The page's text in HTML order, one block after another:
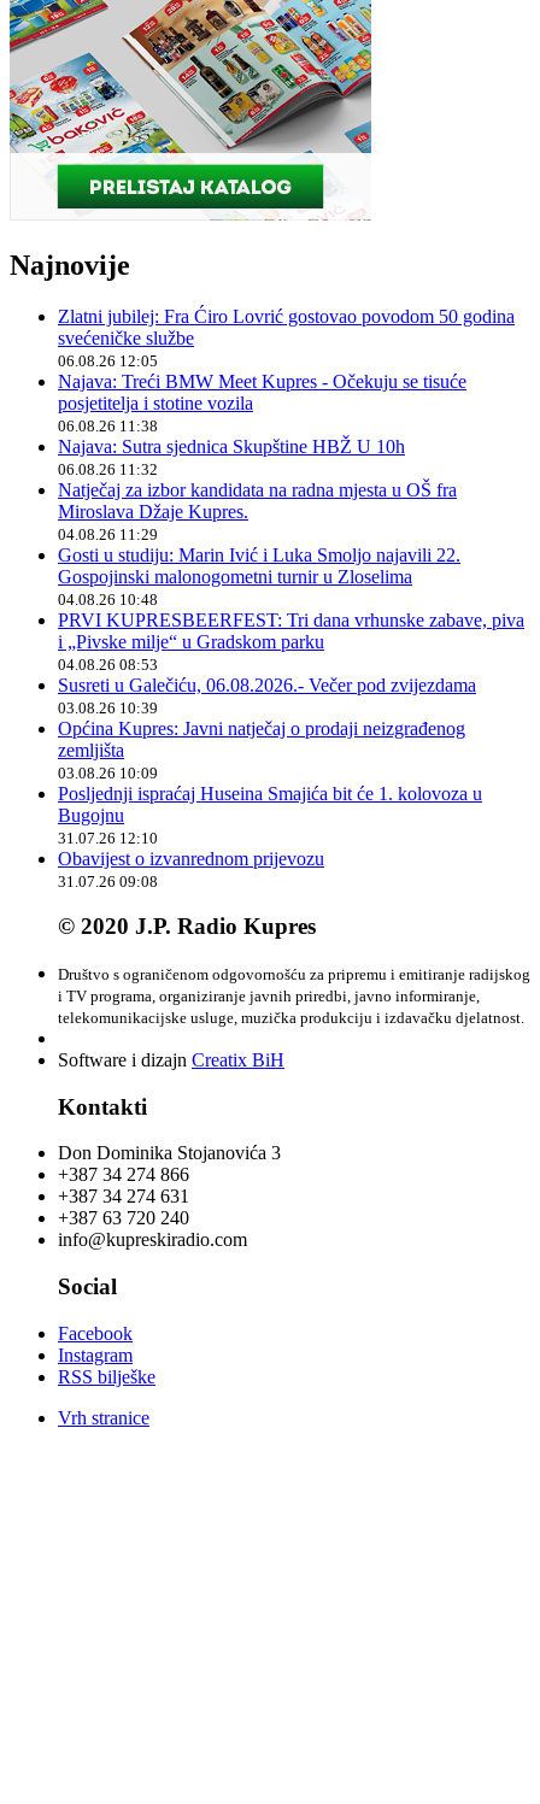
Najnovije
Zlatni jubilej: Fra Ćiro Lovrić gostovao povodom 50 godina
svećeničke službe
06.08.26 12:05
Najava: Treći BMW Meet Kupres - Očekuju se tisuće
posjetitelja i stotine vozila
06.08.26 11:38
Najava: Sutra sjednica Skupštine HBŽ U 10h
06.08.26 11:32
Natječaj za izbor kandidata na radna mjesta u OŠ fra
Miroslava Džaje Kupres.
04.08.26 11:29
Gosti u studiju: Marin Ivić i Luka Smoljo najavili 22.
Gospojinski malonogometni turnir u Zloselima
04.08.26 10:48
PRVI KUPRESBEERFEST: Tri dana vrhunske zabave, piva
i „Pivske milje“ u Gradskom parku
04.08.26 08:53
Susreti u Galečiću, 06.08.2026.- Večer pod zvijezdama
03.08.26 10:39
Općina Kupres: Javni natječaj o prodaji neizgrađenog
zemljišta
03.08.26 10:09
Posljednji ispraćaj Huseina Smajića bit će 1. kolovoza u
Bugojnu
31.07.26 12:10
Obavijest o izvanrednom prijevozu
31.07.26 09:08
© 2020 J.P. Radio Kupres
Društvo s ograničenom odgovornošću za pripremu i emitiranje radijskog
i TV programa, organiziranje javnih priredbi, javno informiranje,
telekomunikacijske usluge, muzička produkciju i izdavačku djelatnost.
Software i dizajn Creatix BiH
Kontakti
Don Dominika Stojanovića 3
+387 34 274 866
+387 34 274 631
+387 63 720 240
info@kupreskiradio.com
Social
Facebook
Instagram
RSS bilješke
Vrh stranice